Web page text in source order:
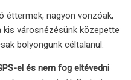
éttermek, nagyon vonzóak,
kis városnézésünk közepette
bolyongunk céltalanul.
el és nem fog eltévedni